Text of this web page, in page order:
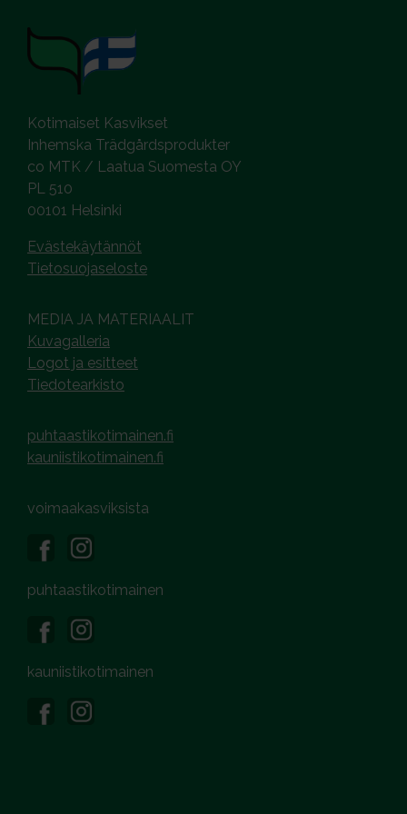
Kotimaiset Kasvikset
Inhemska Trädgårdsprodukter
co MTK / Laatua Suomesta OY
PL 510
00101 Helsinki
Evästekäytännöt
Tietosuojaseloste
MEDIA JA MATERIAALIT
Kuvagalleria
Logot ja esitteet
Tiedotearkisto
puhtaastikotimainen.fi
kauniistikotimainen.fi
voimaakasviksista
puhtaastikotimainen
kauniistikotimainen